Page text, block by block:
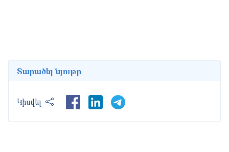
Տարածել նյութը
Կիսվել LinkedIn